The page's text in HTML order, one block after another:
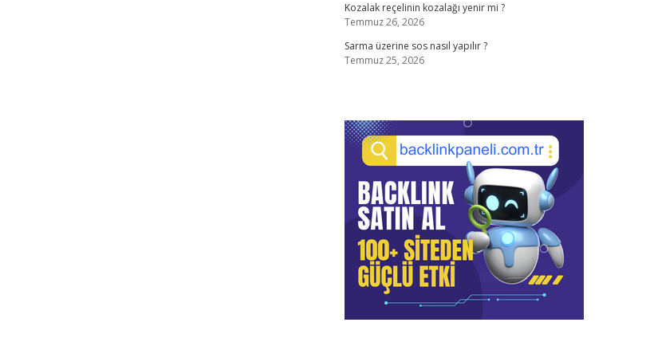
Kozalak reçelinin kozalağı yenir mi ?
Temmuz 26, 2026
Sarma üzerine sos nasıl yapılır ?
Temmuz 25, 2026